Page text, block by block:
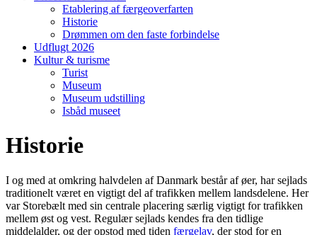
Etablering af færgeoverfarten
Historie
Drømmen om den faste forbindelse
Udflugt 2026
Kultur & turisme
Turist
Museum
Museum udstilling
Isbåd museet
Historie
I og med at omkring halvdelen af Danmark består af øer, har sejlads
traditionelt været en vigtigt del af trafikken mellem landsdelene. Her
var Storebælt med sin centrale placering særlig vigtigt for trafikken
mellem øst og vest. Regulær sejlads kendes fra den tidlige
middelalder, og der opstod med tiden færgelav, der stod for en